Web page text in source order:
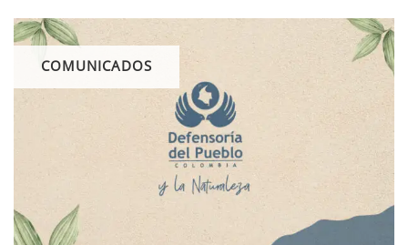
COMUNICADOS